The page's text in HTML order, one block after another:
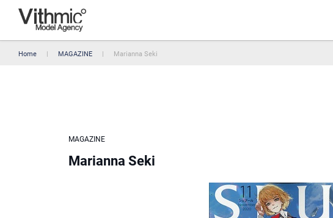
Home MAGAZINE Marianna Seki
MAGAZINE
Marianna Seki